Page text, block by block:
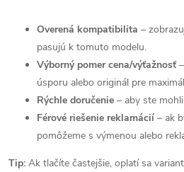
Overená kompatibilita –
pasujú k tomuto modelu.
Výborný pomer cena/výťažnosť
úsporu alebo originál pre
Rýchle doručenie – aby ste
Férové riešenie reklamácií – ak
pomôžeme s výmenou alebo
Tip: Ak tlačíte častejšie, oplatí sa